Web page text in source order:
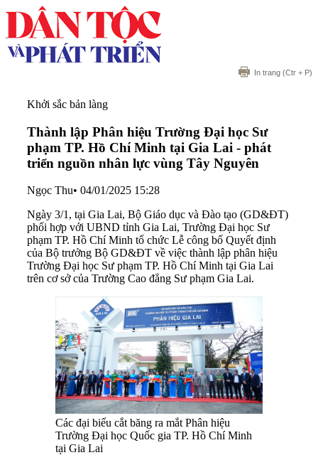
In trang (Ctr + P)
Khởi sắc bản làng
Thành lập Phân hiệu Trường Đại học Sư
phạm TP. Hồ Chí Minh tại Gia Lai - phát
triển nguồn nhân lực vùng Tây Nguyên
Ngọc Thu• 04/01/2025 15:28
Ngày 3/1, tại Gia Lai, Bộ Giáo dục và Đào tạo (GD&ĐT)
phối hợp với UBND tỉnh Gia Lai, Trường Đại học Sư
phạm TP. Hồ Chí Minh tổ chức Lễ công bố Quyết định
của Bộ trưởng Bộ GD&ĐT về việc thành lập phân hiệu
Trường Đại học Sư phạm TP. Hồ Chí Minh tại Gia Lai
trên cơ sở của Trường Cao đẳng Sư phạm Gia Lai.
Các đại biểu cắt băng ra mắt Phân hiệu
Trường Đại học Quốc gia TP. Hồ Chí Minh
tại Gia Lai